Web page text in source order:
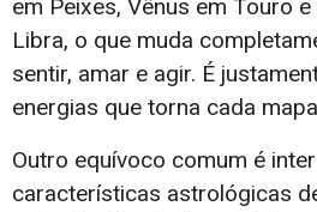
em Peixes, Vênus em Touro
Libra, o que muda
sentir, amar e agir. É
energias que torna cada
Outro equívoco comum é
características astrológicas